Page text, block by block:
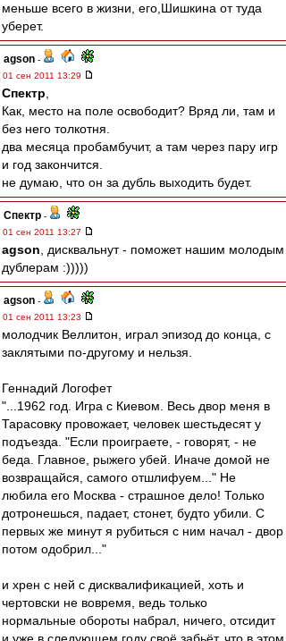
меньше всего в жизни, его,Шишкина от туда
уберет.
agson -
01 сен 2011 13:29
Спектр
Как, место на поле освободит? Вряд ли, там и
без него толкотня.
два месяца пробамбучит, а там через пару игр
и год закончится.
не думаю, что он за дубль выходить будет.
Спектр -
01 сен 2011 13:27
agson , дисквальнут - поможет нашим молодым
дублерам :)))))
agson -
01 сен 2011 13:23
молодчик Веллитон, играл эпизод до конца, с
заклятыми по-другому и нельзя.
Геннадий Логофет
"...1962 год. Игра с Киевом. Весь двор меня в
Тарасовку провожает, человек шестьдесят у
подъезда. "Если проиграете, - говорят, - не
беда. Главное, рыжего убей. Иначе домой не
возвращайся, самого отшлифуем..." Не
любила его Москва - страшное дело! Только
дотронешься, падает, стонет, будто убили. С
первых же минут я рубиться с ним начал - двор
потом одобрил..."
и хрен с ней с дисквалификацией, хоть и
чертовски не вовремя, ведь только
нормальные обороты набрал, ничего, отсидит